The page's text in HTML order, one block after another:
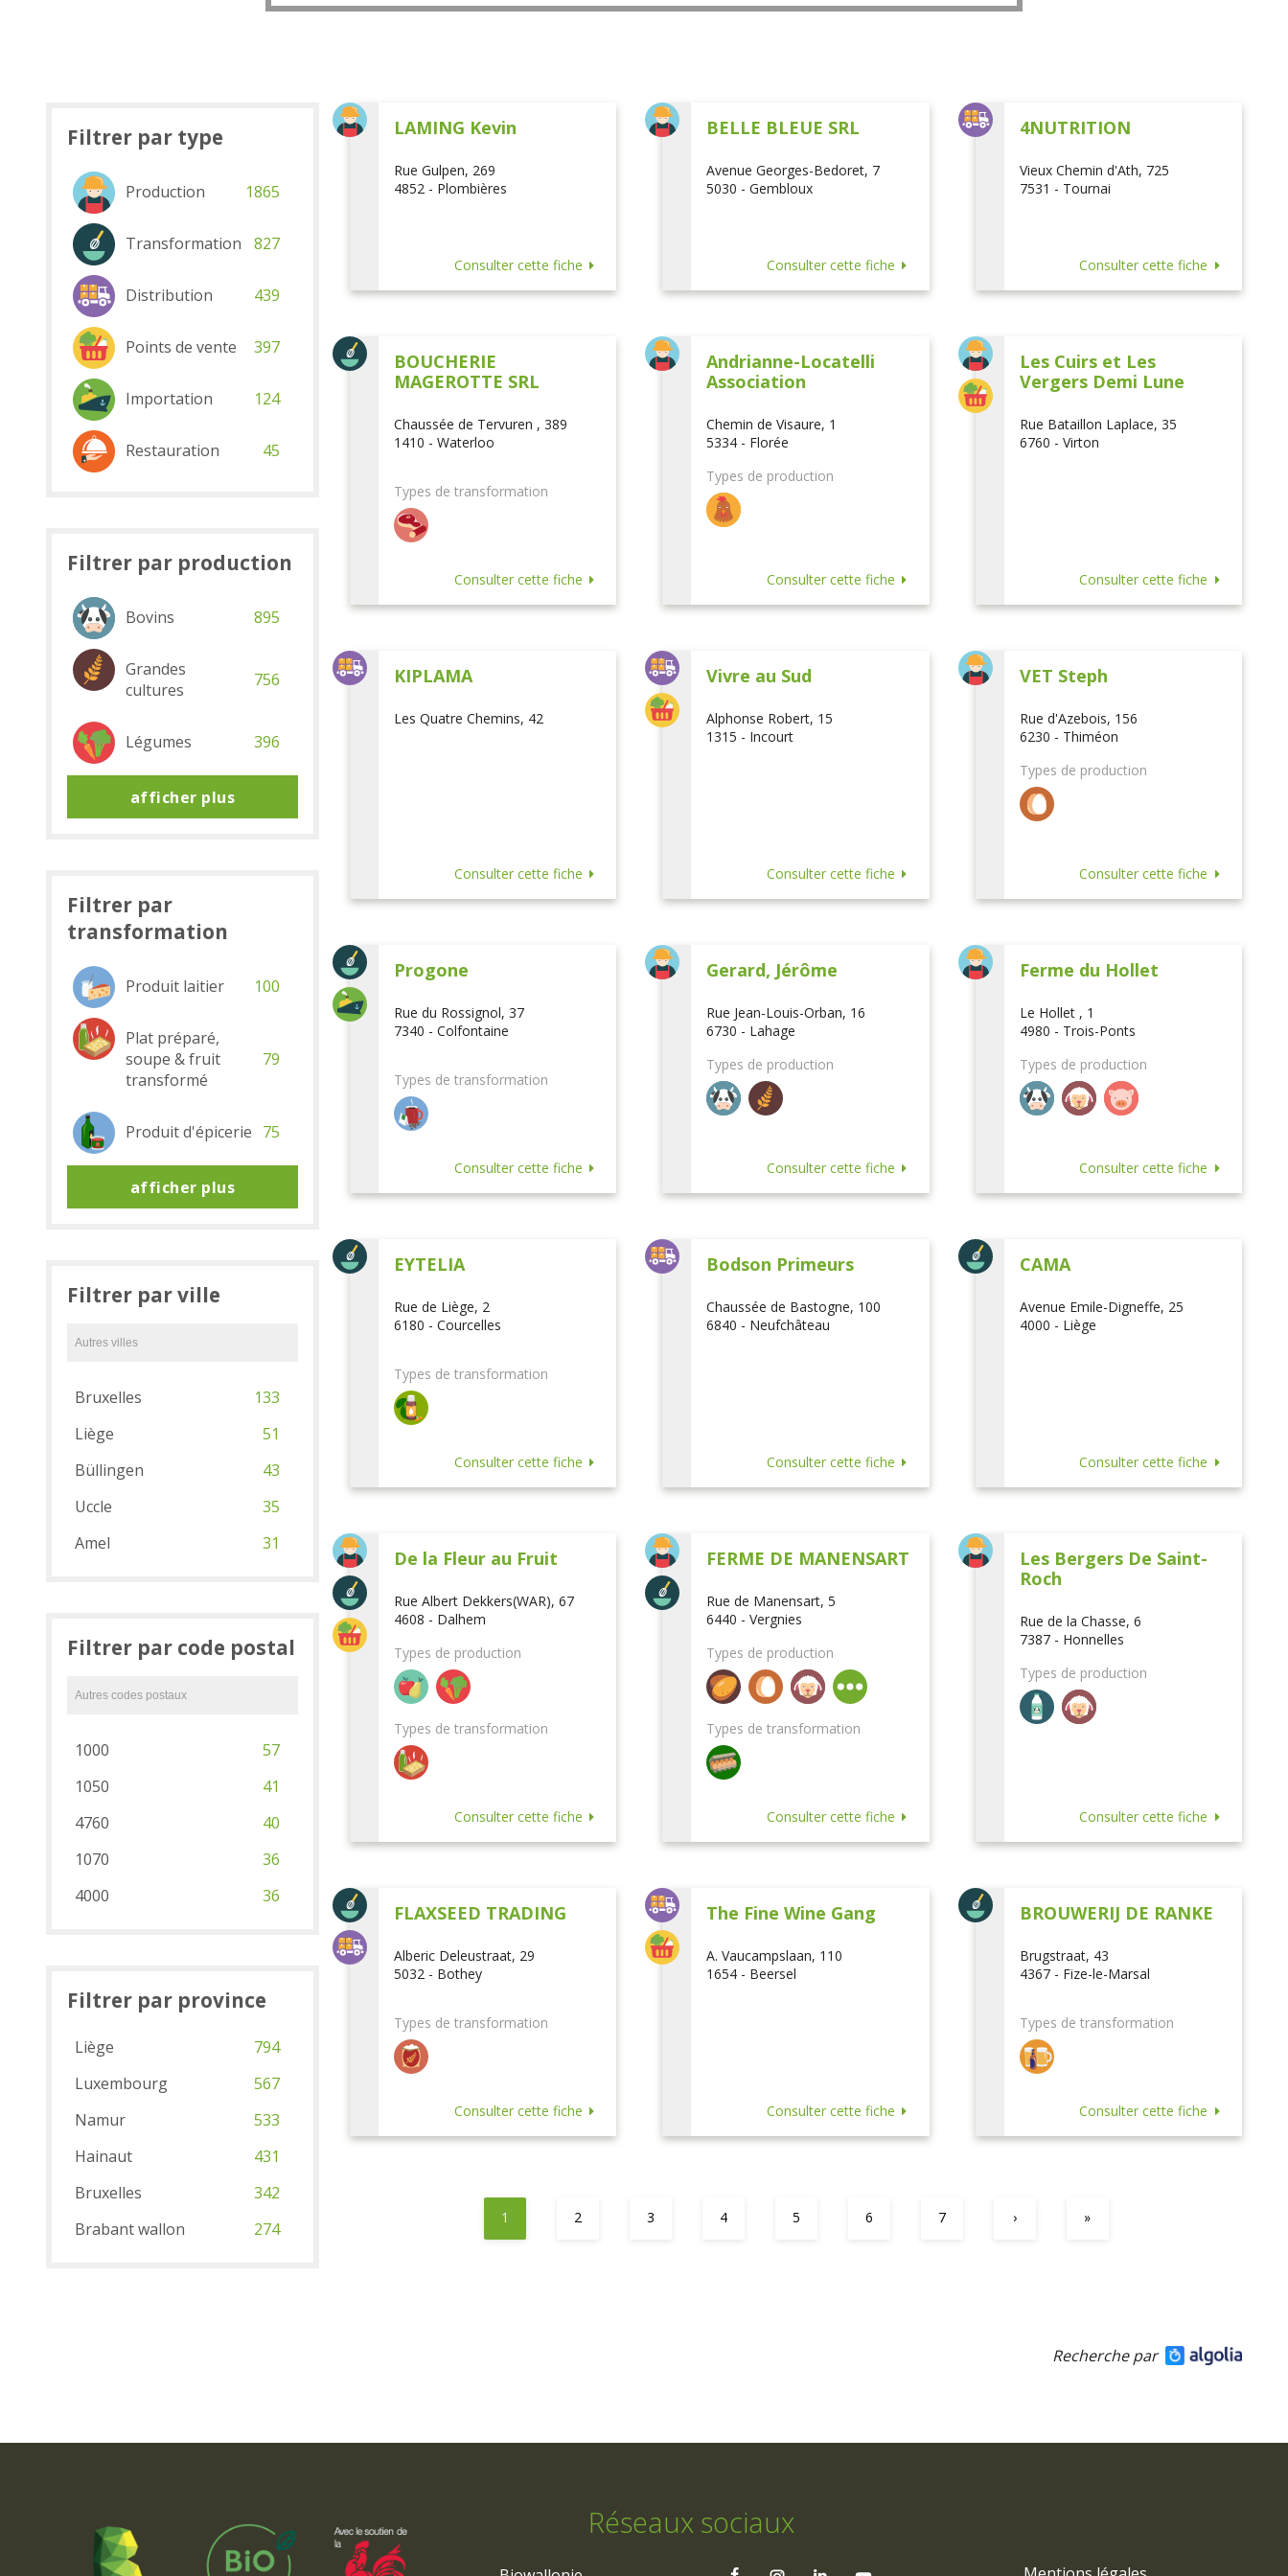
LAMING Kevin
Rue Gulpen, 269
4852 - Plombières
Consulter cette fiche
BELLE BLEUE SRL
Avenue Georges-Bedoret, 7
5030 - Gembloux
Consulter cette fiche
4NUTRITION
Vieux Chemin d'Ath, 725
7531 - Tournai
Consulter cette fiche
BOUCHERIE
MAGEROTTE SRL
Chaussée de Tervuren , 389
1410 - Waterloo
Types de transformation
Consulter cette fiche
Andrianne-Locatelli
Association
Chemin de Visaure, 1
5334 - Florée
Types de production
Consulter cette fiche
Les Cuirs et Les
Vergers Demi Lune
Rue Bataillon Laplace, 35
6760 - Virton
Consulter cette fiche
KIPLAMA
Les Quatre Chemins, 42
Consulter cette fiche
Vivre au Sud
Alphonse Robert, 15
1315 - Incourt
Consulter cette fiche
VET Steph
Rue d'Azebois, 156
6230 - Thiméon
Types de production
Consulter cette fiche
Progone
Rue du Rossignol, 37
7340 - Colfontaine
Types de transformation
Consulter cette fiche
Gerard, Jérôme
Rue Jean-Louis-Orban, 16
6730 - Lahage
Types de production
Consulter cette fiche
Ferme du Hollet
Le Hollet , 1
4980 - Trois-Ponts
Types de production
Consulter cette fiche
EYTELIA
Rue de Liège, 2
6180 - Courcelles
Types de transformation
Consulter cette fiche
Bodson Primeurs
Chaussée de Bastogne, 100
6840 - Neufchâteau
Consulter cette fiche
CAMA
Avenue Emile-Digneffe, 25
4000 - Liège
Consulter cette fiche
De la Fleur au Fruit
Rue Albert Dekkers(WAR), 67
4608 - Dalhem
Types de production
Types de transformation
Consulter cette fiche
FERME DE MANENSART
Rue de Manensart, 5
6440 - Vergnies
Types de production
Types de transformation
Consulter cette fiche
Les Bergers De Saint-
Roch
Rue de la Chasse, 6
7387 - Honnelles
Types de production
Consulter cette fiche
FLAXSEED TRADING
Alberic Deleustraat, 29
5032 - Bothey
Types de transformation
Consulter cette fiche
The Fine Wine Gang
A. Vaucampslaan, 110
1654 - Beersel
Consulter cette fiche
BROUWERIJ DE RANKE
Brugstraat, 43
4367 - Fize-le-Marsal
Types de transformation
Consulter cette fiche
1 2 3 4 5 6 7 › »
Filtrer par type
Production 1865
Transformation 827
Distribution 439
Points de vente 397
Importation 124
Restauration 45
Filtrer par production
Bovins 895
Grandes
cultures
756
Légumes 396
afficher plus
Filtrer par
transformation
Produit laitier 100
Plat préparé,
soupe & fruit
transformé
79
Produit d'épicerie 75
afficher plus
Filtrer par ville
Bruxelles
133
Liège
51
Büllingen
43
Uccle
35
Amel
31
Filtrer par code postal
1000
57
1050
41
4760
40
1070
36
4000
36
Filtrer par province
Liège
794
Luxembourg
567
Namur
533
Hainaut
431
Bruxelles
342
Brabant wallon
274
Recherche par
Réseaux sociaux